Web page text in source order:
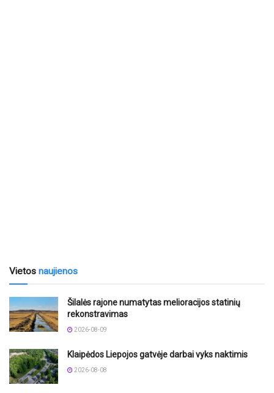
Vietos naujienos
Šilalės rajone numatytas melioracijos statinių
rekonstravimas
2026-08-09
Klaipėdos Liepojos gatvėje darbai vyks naktimis
2026-08-08